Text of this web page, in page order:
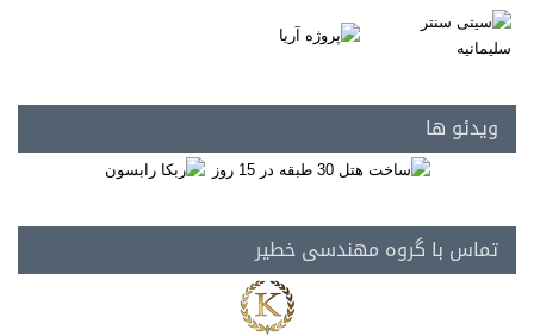
ویدئو ها
تماس با گروه مهندسی خطیر